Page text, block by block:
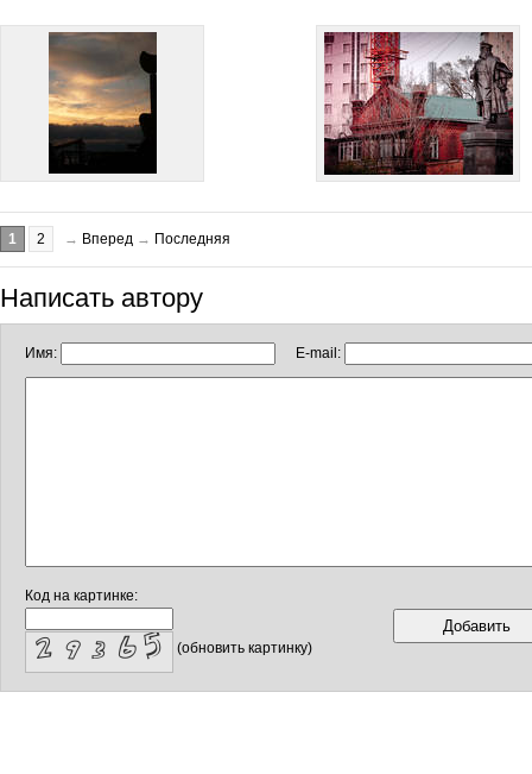
1 2 → Вперед → Последняя
Написать автору
Имя: E-mail:
Код на картинке:
(обновить картинку)